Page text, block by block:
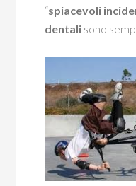
“spiacevoli
dentali sono